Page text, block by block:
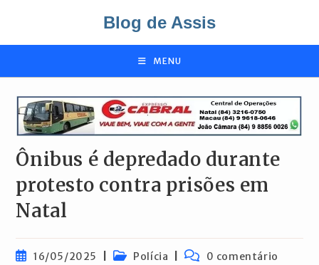
o
Blog de Assis
MENU
Ônibus é depredado durante
protesto contra prisões em
Natal
Post16/05/2025
Categoria
Polícia
Comentários
0 comentário